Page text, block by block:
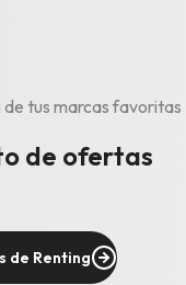
tus marcas favoritas
de ofertas
de Renting